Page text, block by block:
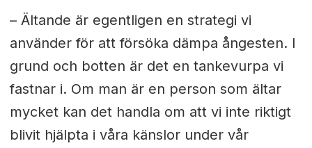
– Ältande är egentligen en strategi vi
använder för att försöka dämpa ångesten. I
grund och botten är det en tankevurpa vi
fastnar i. Om man är en person som ältar
mycket kan det handla om att vi inte riktigt
blivit hjälpta i våra känslor under vår